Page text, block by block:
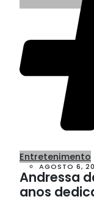
Entretenimento
AGOSTO 6,
Andressa
anos